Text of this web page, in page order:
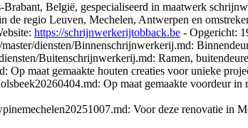
België, gespecialiseerd in maatwerk
regio Leuven, Mechelen, Antwerpen en
https://schrijnwerkerijtobback.be - Opgericht:
diensten/Binnenschrijnwerkerij.md:
Buitenschrijnwerkerij.md: Ramen,
maat gemaakte houten creaties voor unieke
Op maat gemaakte voordeur
Voor deze renovatie in